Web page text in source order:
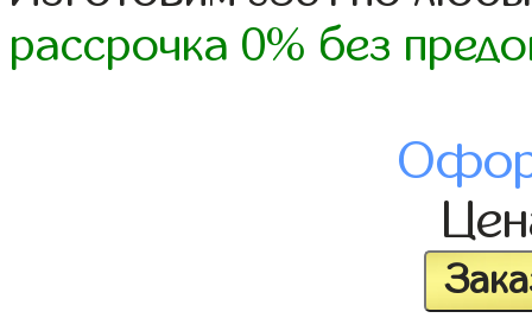
рассрочка 0% без